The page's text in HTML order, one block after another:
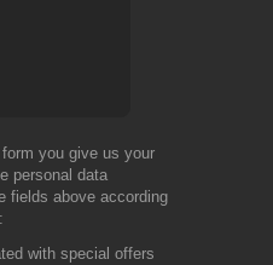
you give us your
personal data
fields above according
with special offers